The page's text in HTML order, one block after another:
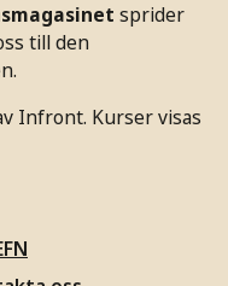
sprider
till den
Infront. Kurser visas